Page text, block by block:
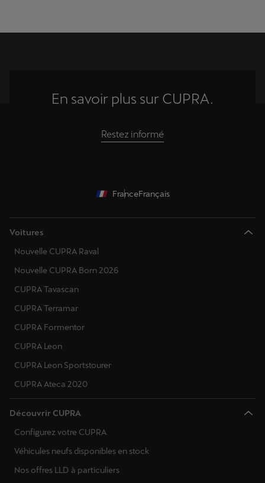
En savoir plus sur CUPRA.
Restez informé
FranceFrançais
Voitures
Nouvelle CUPRA Raval
Nouvelle CUPRA Born 2026
CUPRA Tavascan
CUPRA Terramar
CUPRA Formentor
CUPRA Leon
CUPRA Leon Sportstourer
CUPRA Ateca 2020
Découvrir CUPRA
Configurez votre CUPRA
Véhicules neufs disponibles en stock
Nos offres LLD à particuliers